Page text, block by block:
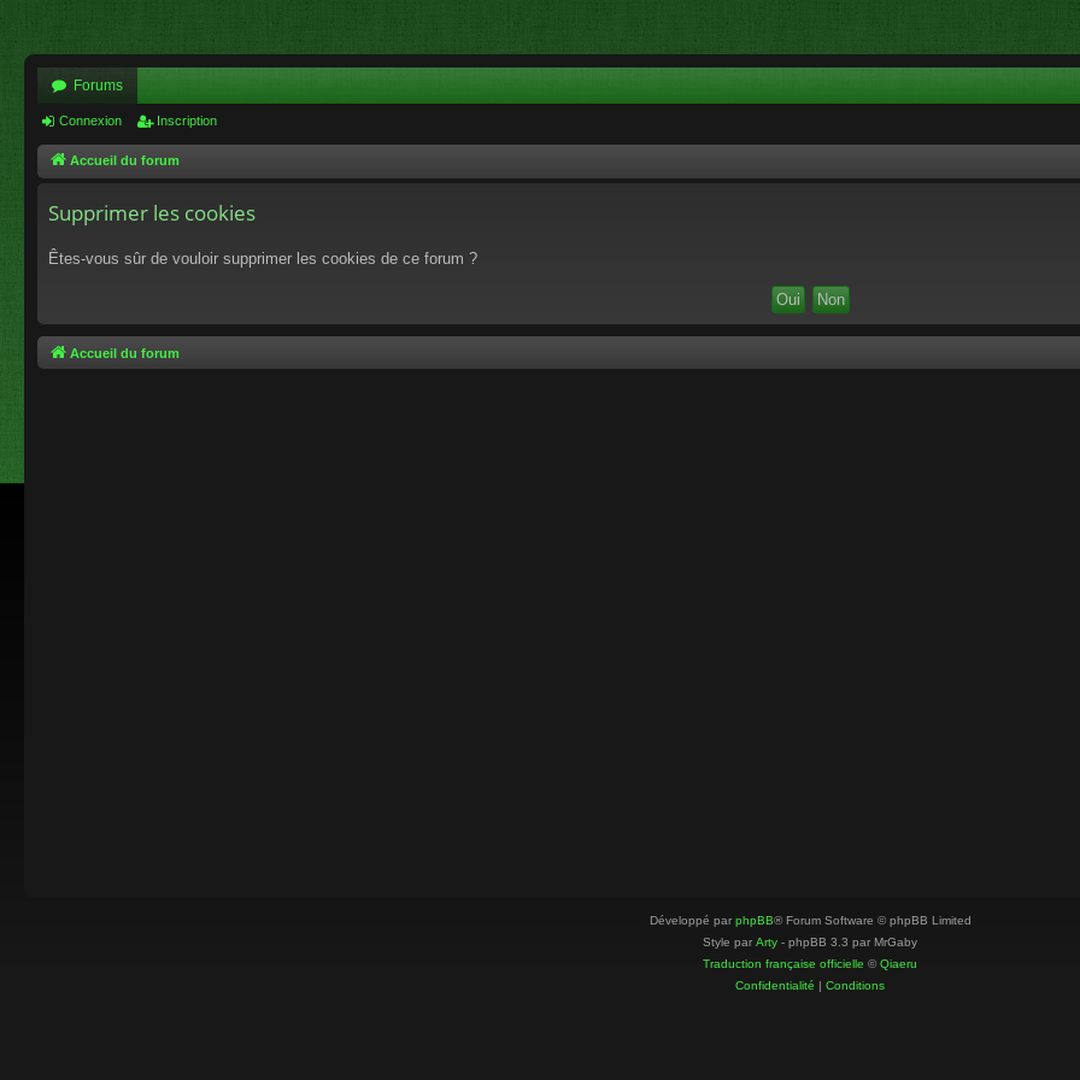
Forums
Connexion Inscription
Accueil du forum
Supprimer les cookies
Êtes-vous sûr de vouloir supprimer les cookies de ce forum ?
Accueil du forum
Développé par phpBB® Forum Software © phpBB Limited
Style par Arty - phpBB 3.3 par MrGaby
Traduction française officielle ©Qiaeru
Confidentialité | Conditions